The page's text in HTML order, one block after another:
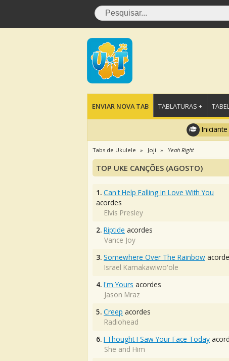
ENVIAR NOVA TAB TABLATURAS +
Tabs de Ukulele Joji Yeah Right
TOP UKE CANÇÕES (AGOSTO)
1. Can't Help Falling In Love With You
acordes
Elvis Presley
2. Riptide acordes
Vance Joy
3. Somewhere Over The Rainbow
Israel Kamakawiwo'ole
4. I'm Yours acordes
Jason Mraz
5. Creep acordes
Radiohead
6. I Thought I Saw Your Face Today
She and Him